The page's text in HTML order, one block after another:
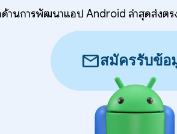
ด้านการพัฒนาแอป Android ล่าสุดส่ง
mailสมัครรับข้อ